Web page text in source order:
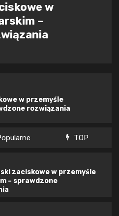
w przemyśle
rozwiązania
na
TOP
zaciskowe w przemyśle
– sprawdzone